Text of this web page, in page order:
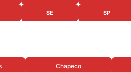
SE SP
Chapeco